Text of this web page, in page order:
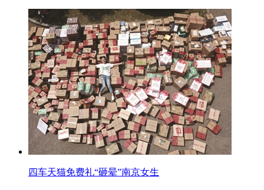
四车天猫免费礼“砸晕”南京女生